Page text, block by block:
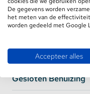
DC Output Ampere
Efficiency
Gesloten Behuizing
De gegevens worden
het meten van de effectiviteit
worden gedeeld met Google
Accepteer alles